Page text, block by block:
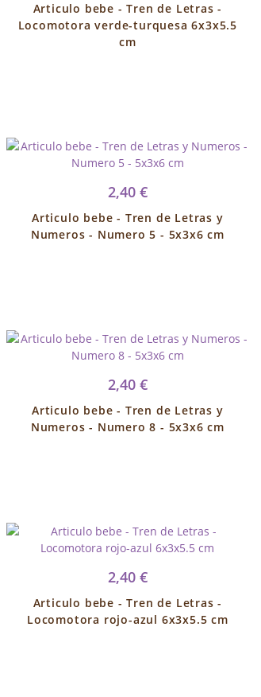
Articulo bebe - Tren de Letras -
Locomotora verde-turquesa 6x3x5.5
cm
2,40 €
Articulo bebe - Tren de Letras y
Numeros - Numero 5 - 5x3x6 cm
2,40 €
Articulo bebe - Tren de Letras y
Numeros - Numero 8 - 5x3x6 cm
2,40 €
Articulo bebe - Tren de Letras -
Locomotora rojo-azul 6x3x5.5 cm